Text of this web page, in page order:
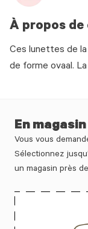
À propos
Ces lunettes de
de forme ovaal.
En
Vous vous
Sélectionnez
un magasin près